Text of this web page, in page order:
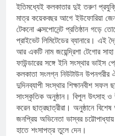
ইতিমধ্যেই কলকাতার দুই তরুণ
মাত্র কয়েকবছর আগে ইউফোরিয়া
টেকনো এক্সপোনেন্ট প্রতিষ্ঠান গড়ে
প্রাইভেট লিমিটেডের ব্যানারে। এই
আর একটি নাম জয়েন্দ্রিশা টেগোর
ফাউন্ডারের সঙ্গে ইনি সংস্থার ভাইস
কলকাতা সংলগ্ন নিউটাউন উপনগরীর
দুদিনব্যাপী সংস্থার শিক্ষানবীশ সফল
সাংস্কৃতিক অনুষ্ঠান। বিপুল উৎসাহ ও
করেন ছাত্রছাত্রীরা। অনুষ্ঠানে
জনপ্রিয় অভিনেতা ভাস্বর
হাতে শংসাপত্র তুলে দেন।